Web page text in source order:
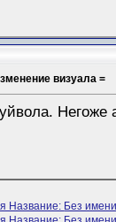
визуала =